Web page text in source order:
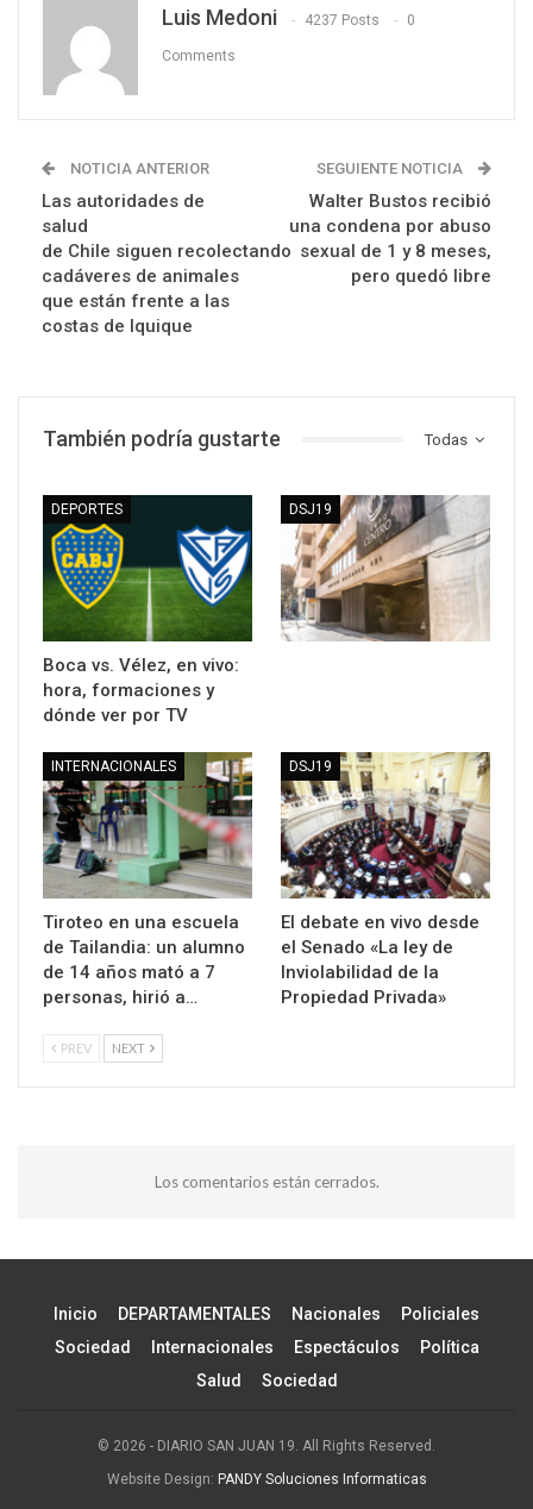
Luis Medoni 4237 Posts 0
Comments
NOTICIA ANTERIOR
Las autoridades de
salud
de Chile siguen recolectando
cadáveres de animales
que están frente a las
costas de Iquique
SEGUIENTE NOTICIA
Walter Bustos recibió
una condena por abuso
sexual de 1 y 8 meses,
pero quedó libre
Todas
También podría gustarte
DEPORTES
Boca vs. Vélez, en vivo:
hora, formaciones y
dónde ver por TV
DSJ19
INTERNACIONALES
Tiroteo en una escuela
de Tailandia: un alumno
de 14 años mató a 7
personas, hirió a…
DSJ19
El debate en vivo desde
el Senado «La ley de
Inviolabilidad de la
Propiedad Privada»
PREV NEXT
Los comentarios están cerrados.
Inicio DEPARTAMENTALES Nacionales
Policiales
Sociedad
Internacionales Espectáculos
Política
Salud
Sociedad
© 2026 - DIARIO SAN JUAN 19. All Rights Reserved.
Website Design: PANDY Soluciones Informaticas